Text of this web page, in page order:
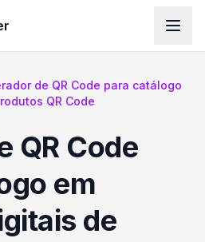
de QR Code para catálogo
QR Code
QR Code
em
de